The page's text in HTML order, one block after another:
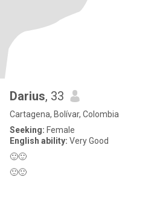
Darius, 33
Cartagena, Bolívar, Colombia
Seeking: Female
English ability: Very Good
🙂🙂
🙂🙂